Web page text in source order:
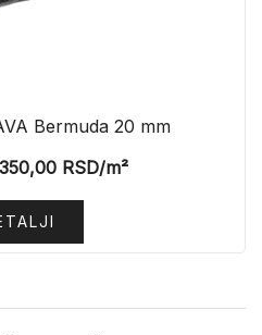
Bermuda 20 mm
RSD/m²